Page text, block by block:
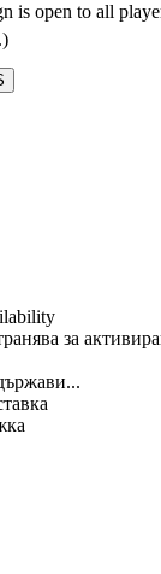
is open to all
за